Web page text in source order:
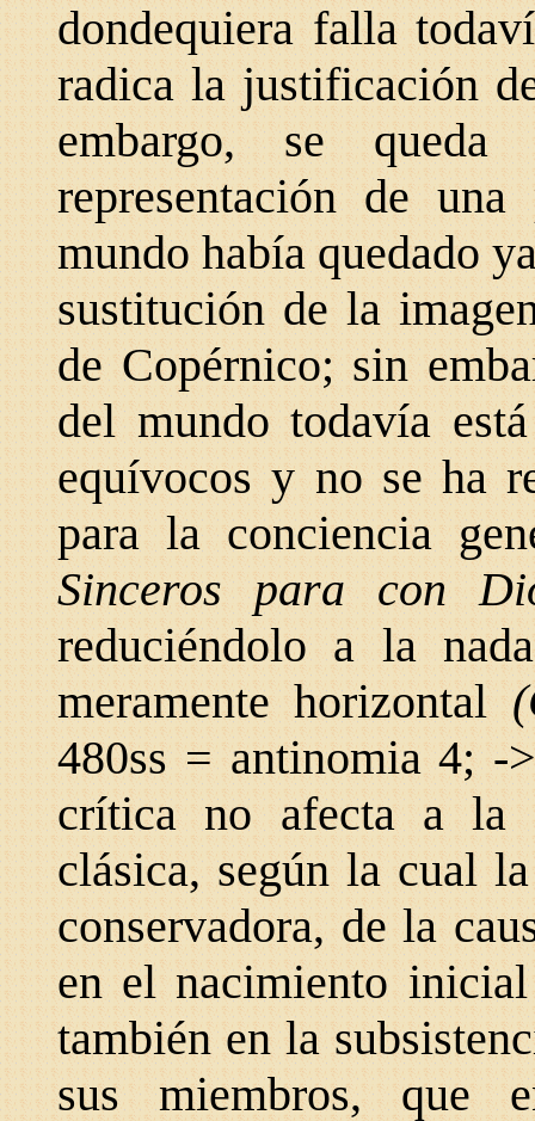
dondequiera falla
radica la justificación
embargo, se
representación de
mundo había quedado
sustitución de la
de Copérnico; sin
del mundo todavía
equívocos y no se ha
para la conciencia
Sinceros para con
reduciéndolo a la
meramente horizontal
480ss = antinomia 4; -
crítica no afecta a la
clásica, según la cual
conservadora, de la
en el nacimiento
también en la
sus miembros, que